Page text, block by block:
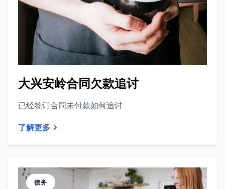
大兴安岭合同欠款追讨
已经签订合同未付款如何追讨
了解更多
债务